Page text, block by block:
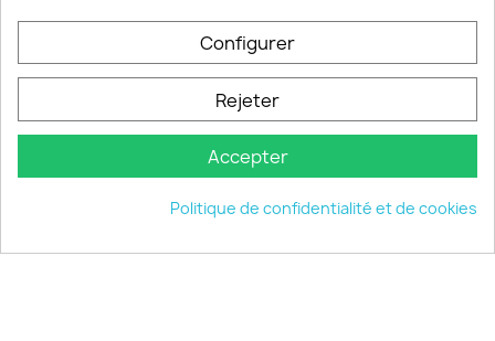
keyboard_arrow_down
© 2026 - choisistacoque.com
Configurer
Rejeter
Accepter
Politique de confidentialité et de cookies